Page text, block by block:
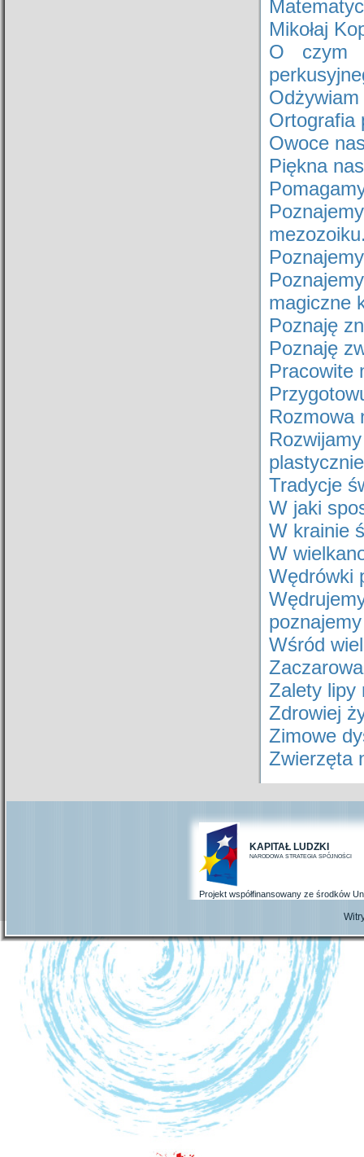
Mikołaj
O czym
Ortografia
Owoce
Piękna
magiczne
Poznaję
Poznaję
Pracowite
Rozmowa
Tradycje
W jaki
W krainie
W
Wędrówki
Wśród
Zalety lipy
Zdrowiej
Zimowe
Zwierzęta
KAPITAŁ LUDZKI
NARODOWA STRATEGIA SPÓJNOŚCI
Projekt współfinansowany ze środków